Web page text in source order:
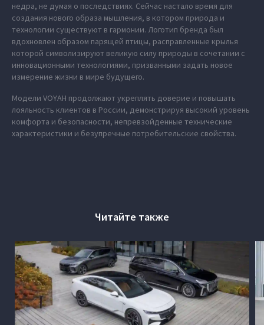
недра, не думая о последствиях. Сейчас настало время для
создания нового образа мышления, в котором природа и
технологии существуют в гармонии. Логотип бренда был
вдохновлен образом парящей птицы, расправленные крылья
которой символизируют великую силу природы в сочетании с
инновационными технологиями, призванными задать новое
измерение жизни в мире будущего.
Модели VOYAH продолжают укреплять доверие и повышать
лояльность клиентов в России, демонстрируя высокий уровень
комфорта и безопасности, непревзойденные технические
характеристики и безупречные потребительские свойства.
Читайте также